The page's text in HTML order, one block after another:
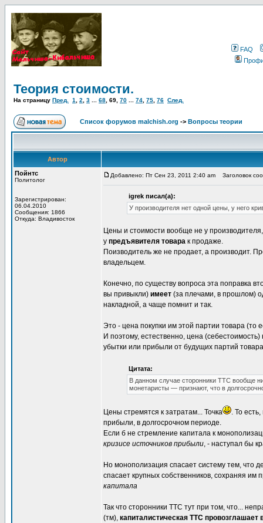
FAQ
Теория стоимости.
На страницу Пред. 1 2 3 68 69 70 74 75 76 След.
Список форумов malchish.org -> Вопросы теории
Автор
Пойнтс
Политолог
Зарегистрирован:
06.04.2010
Сообщения: 1866
Откуда: Владивосток
Добавлено: Пт Сен 23, 2011 2:40 am Заголовок
igrek писал(а):
У производителя нет одной цены, у него
Цены и стоимости вообще не у
у предъявителя товара к продаже.
Поизводитель же не продает, а производит.
владельцем.
Конечно, по существу вопроса эта поправка
вы привыкли) имеет (за плечами, в прошлом)
накладной, а чаще помнит и так.
Это - цена покупки им этой партии товара (то
И поэтому, естественно, цена
убытки или прибыли от будущих партий
Цитата:
В данном случае сторонники ТТС вообще
монетаристы — признают, что в
Цены стремятся к затратам... Точка
. То
прибыли, в долгосрочном периоде.
Если б не стремление капитала к
кризисе источников прибыли, - наступал бы
Но монополизация спасает систему тем, что
спасает крупных собственников, сохраняя
капитала
Так что сторонники ТТС тут при том, что...
(тм), капиталистическая ТТС